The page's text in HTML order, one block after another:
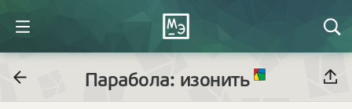
Парабола: изонить